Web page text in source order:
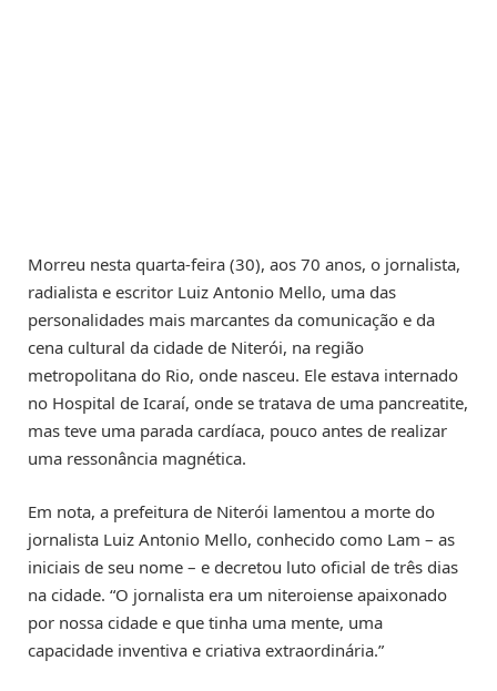
Morreu nesta quarta-feira (30), aos 70 anos, o jornalista,
radialista e escritor Luiz Antonio Mello, uma das
personalidades mais marcantes da comunicação e da
cena cultural da cidade de Niterói, na região
metropolitana do Rio, onde nasceu. Ele estava internado
no Hospital de Icaraí, onde se tratava de uma pancreatite,
mas teve uma parada cardíaca, pouco antes de realizar
uma ressonância magnética.
Em nota, a prefeitura de Niterói lamentou a morte do
jornalista Luiz Antonio Mello, conhecido como Lam – as
iniciais de seu nome – e decretou luto oficial de três dias
na cidade. “O jornalista era um niteroiense apaixonado
por nossa cidade e que tinha uma mente, uma
capacidade inventiva e criativa extraordinária.”